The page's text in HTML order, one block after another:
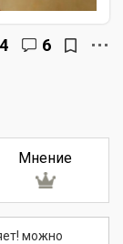
6
Мнение
можно